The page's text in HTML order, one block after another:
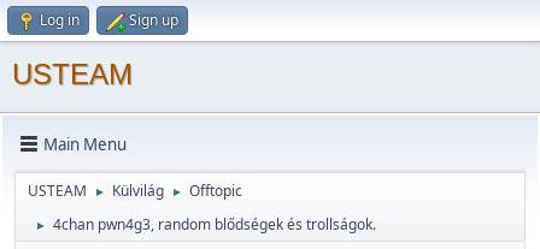
Log in Sign up
USTEAM
Main Menu
USTEAM ► Külvilág ► Offtopic
► 4chan pwn4g3, random blődségek és trollságok.